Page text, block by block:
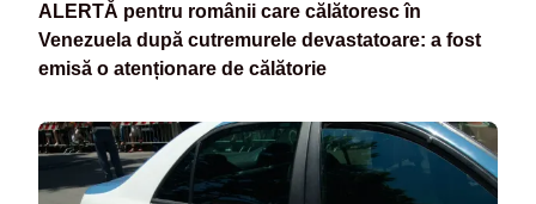
ALERTĂ pentru românii care călătoresc în
Venezuela după cutremurele devastatoare: a fost
emisă o atenționare de călătorie